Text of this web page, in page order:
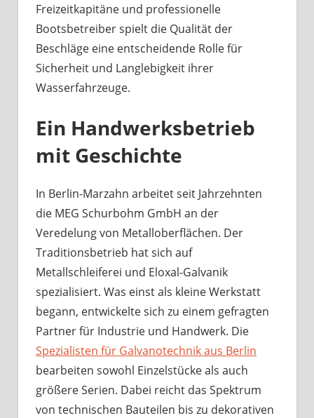
Freizeitkapitäne und professionelle
Bootsbetreiber spielt die Qualität der
Beschläge eine entscheidende Rolle für
Sicherheit und Langlebigkeit ihrer
Wasserfahrzeuge.
Ein Handwerksbetrieb
mit Geschichte
In Berlin-Marzahn arbeitet seit Jahrzehnten
die MEG Schurbohm GmbH an der
Veredelung von Metalloberflächen. Der
Traditionsbetrieb hat sich auf
Metallschleiferei und Eloxal-Galvanik
spezialisiert. Was einst als kleine Werkstatt
begann, entwickelte sich zu einem gefragten
Partner für Industrie und Handwerk. Die
Spezialisten für Galvanotechnik aus Berlin
bearbeiten sowohl Einzelstücke als auch
größere Serien. Dabei reicht das Spektrum
von technischen Bauteilen bis zu dekorativen